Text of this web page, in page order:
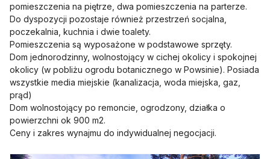
pomieszczenia na piętrze, dwa pomieszczenia na parterze.
Do dyspozycji pozostaje również przestrzeń socjalna,
poczekalnia, kuchnia i dwie toalety.
Pomieszczenia są wyposażone w podstawowe sprzęty.
Dom jednorodzinny, wolnostojący w cichej okolicy i spokojnej
okolicy (w pobliżu ogrodu botanicznego w Powsinie). Posiada
wszystkie media miejskie (kanalizacja, woda miejska, gaz,
prąd)
Dom wolnostojący po remoncie, ogrodzony, działka o
powierzchni ok 900 m2.
Ceny i zakres wynajmu do indywidualnej negocjacji.